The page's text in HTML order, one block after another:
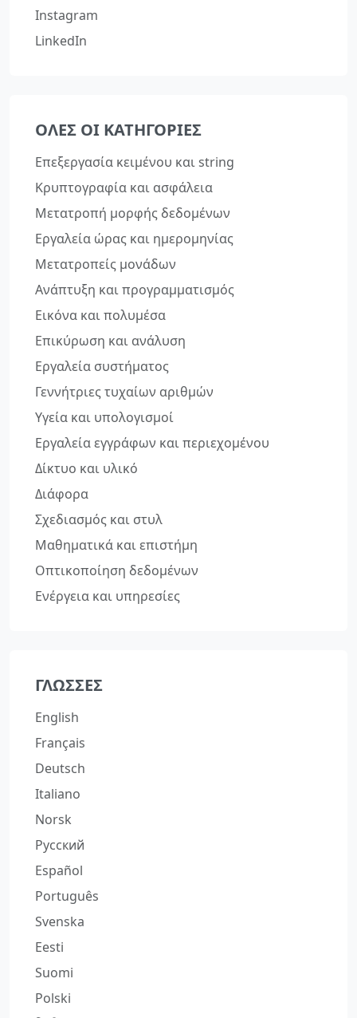
Instagram
LinkedIn
ΌΛΕΣ ΟΙ ΚΑΤΗΓΟΡΊΕΣ
Επεξεργασία κειμένου και string
Κρυπτογραφία και ασφάλεια
Μετατροπή μορφής δεδομένων
Εργαλεία ώρας και ημερομηνίας
Μετατροπείς μονάδων
Ανάπτυξη και προγραμματισμός
Εικόνα και πολυμέσα
Επικύρωση και ανάλυση
Εργαλεία συστήματος
Γεννήτριες τυχαίων αριθμών
Υγεία και υπολογισμοί
Εργαλεία εγγράφων και περιεχομένου
Δίκτυο και υλικό
Διάφορα
Σχεδιασμός και στυλ
Μαθηματικά και επιστήμη
Οπτικοποίηση δεδομένων
Ενέργεια και υπηρεσίες
ΓΛΏΣΣΕΣ
English
Français
Deutsch
Italiano
Norsk
Русский
Español
Português
Svenska
Eesti
Suomi
Polski